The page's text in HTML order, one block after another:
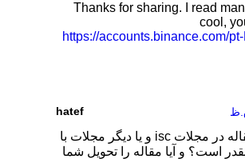
Thanks for sharing. I read
cool,
https://accounts.binance.com/
hatef
سلام هزینه ی چاپ مقاله در مجلات isc و یا دیگر مجلات با
است؟ و آیا مقاله را تحویل شما